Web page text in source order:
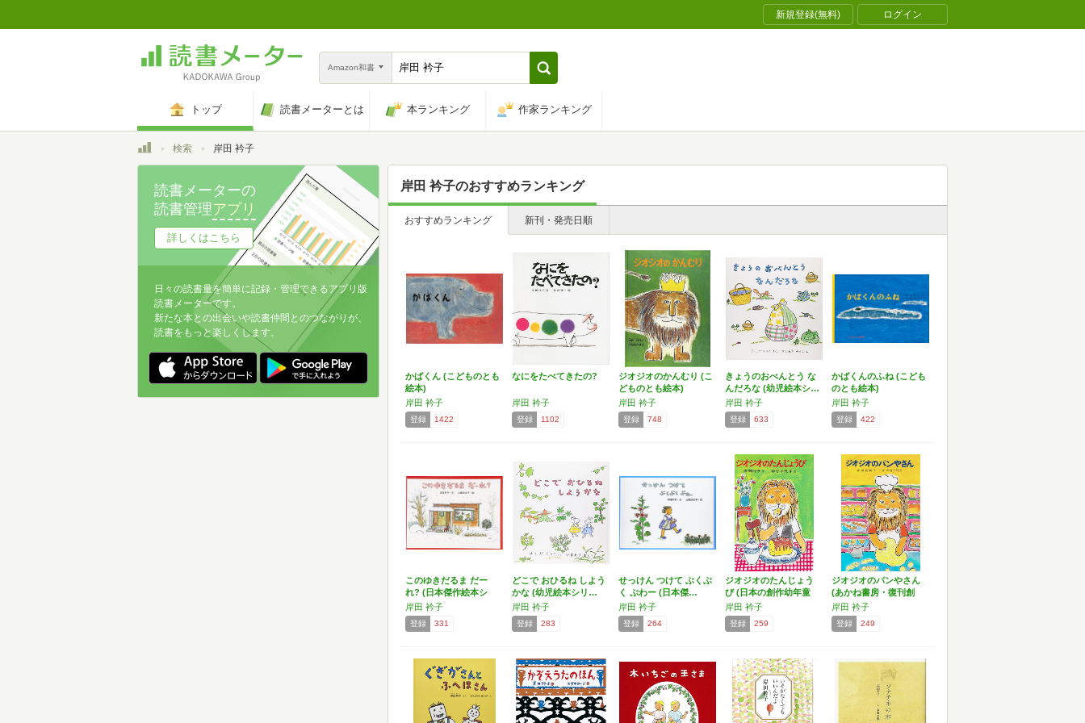
新規登録(無料) ログイン
Amazon和書
トップ 読書メーターとは 本ランキング 作家ランキング
トップ検索 岸田 衿子
岸田 衿子のおすすめランキング
おすすめランキング 新刊・発売日順
かばくん (こどものとも
絵本)
岸田 衿子
登録 1422
なにをたべてきたの?
岸田 衿子
登録 1102
ジオジオのかんむり (こ
どものとも絵本)
岸田 衿子
登録 748
きょうのおべんとう な
んだろな (幼児絵本シ…
岸田 衿子
登録 633
かばくんのふね (こども
のとも絵本)
岸田 衿子
登録 422
このゆきだるま だー
れ? (日本傑作絵本シ
リ…
岸田 衿子
登録 331
どこで おひるね しよう
かな (幼児絵本シリ…
岸田 衿子
登録 283
せっけん つけて ぶくぶ
く ぷわー (日本傑…
岸田 衿子
登録 264
ジオジオのたんじょう
び (日本の創作幼年童
話…
岸田 衿子
登録 259
ジオジオのパンやさん
(あかね書房・復刊創
作…
岸田 衿子
登録 249
読書メーターの
読書管理アプリ
詳しくはこちら
日々の読書量を簡単に記録・管理できるアプリ版
読書メーターです。
新たな本との出会いや読書仲間とのつながりが、
読書をもっと楽しくします。